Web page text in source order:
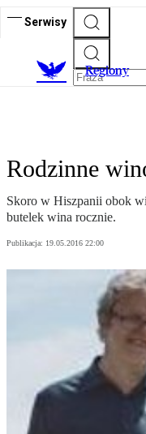
Serwisy
Regiony
Rodzinne
Skoro w Hiszpanii obok
butelek wina rocznie.
Publikacja: 19.05.2016 22:00